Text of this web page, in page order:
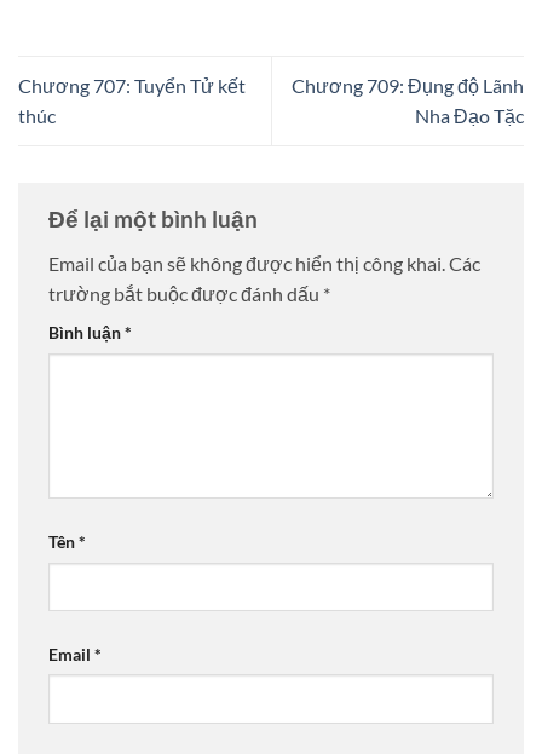
Chương 707: Tuyển Tử kết
thúc
Chương 709: Đụng độ Lãnh
Nha Đạo Tặc
Để lại một bình luận
Email của bạn sẽ không được hiển thị công khai.Các
trường bắt buộc được đánh dấu *
Bình luận*
Tên*
Email *